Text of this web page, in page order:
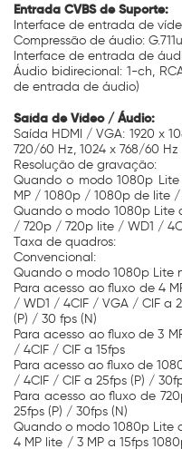
Entrada CVBS de Suporte:
Interface de entrada de
Compressão de áudio: G.711u
Interface de entrada de
Áudio bidirecional: 1-ch,
de entrada de áudio)
Saída de Vídeo / Áudio:
Saída HDMI / VGA: 1920 x
720/60 Hz, 1024 x 768/60 Hz
Resolução de gravação:
Quando o modo 1080p
MP / 1080p / 1080p de lite
Quando o modo 1080p Lite
/ 720p / 720p lite / WD1 /
Taxa de quadros:
Convencional:
Quando o modo 1080p Lite
Para acesso ao fluxo de 4
/ WD1 / 4CIF / VGA / CIF a
(P) / 30 fps (N)
Para acesso ao fluxo de 3
/ 4CIF / CIF a 15fps
Para acesso ao fluxo de
/ 4CIF / CIF a 25fps (P) /
Para acesso ao fluxo de
25fps (P) / 30fps (N)
Quando o modo 1080p Lite
4 MP lite / 3 MP a 15fps